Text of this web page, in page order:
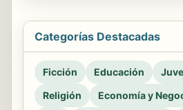
Categorías Destacadas
Ficción Educación
Religión
Economía y